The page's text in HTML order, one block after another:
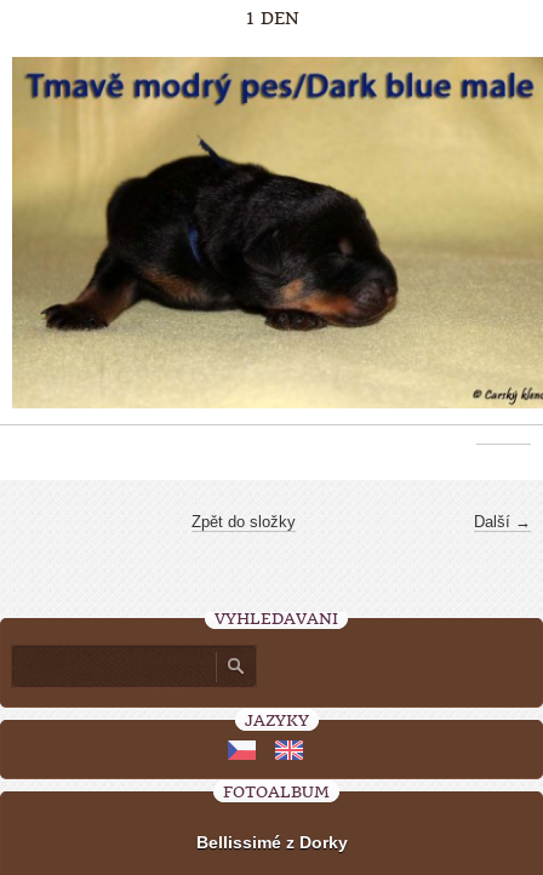
1 DEN
Další →
Zpět do složky
VYHLEDÁVÁNÍ
JAZYKY
FOTOALBUM
Bellissimé z Dorky